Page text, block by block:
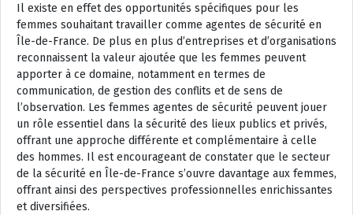
Il existe en effet des opportunités spécifiques pour les
femmes souhaitant travailler comme agentes de sécurité en
Île-de-France. De plus en plus d’entreprises et d’organisations
reconnaissent la valeur ajoutée que les femmes peuvent
apporter à ce domaine, notamment en termes de
communication, de gestion des conflits et de sens de
l’observation. Les femmes agentes de sécurité peuvent jouer
un rôle essentiel dans la sécurité des lieux publics et privés,
offrant une approche différente et complémentaire à celle
des hommes. Il est encourageant de constater que le secteur
de la sécurité en Île-de-France s’ouvre davantage aux femmes,
offrant ainsi des perspectives professionnelles enrichissantes
et diversifiées.